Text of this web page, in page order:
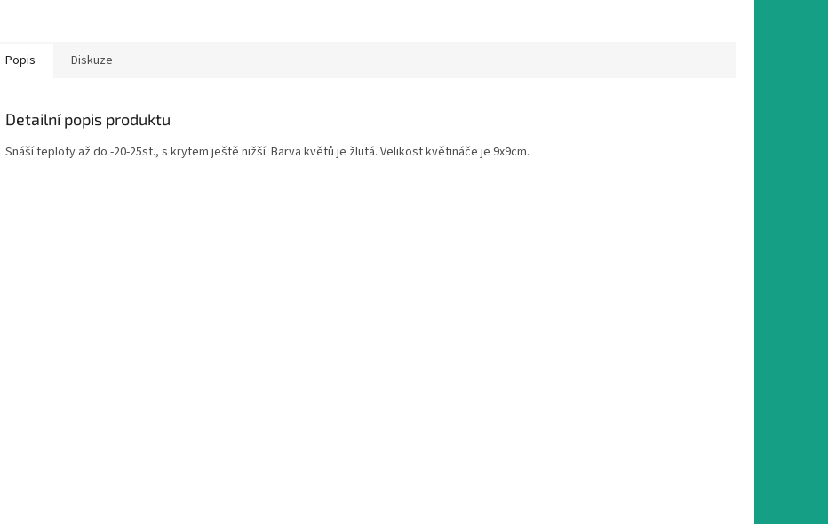
Popis Diskuze
Detailní popis produktu
Snáší teploty až do -20-25st., s krytem ještě nižší. Barva květů je žlutá. Velikost květináče je 9x9cm.